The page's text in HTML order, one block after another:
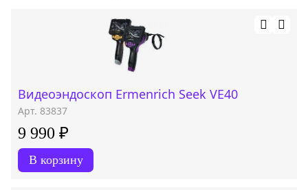
Видеоэндоскоп Ermenrich Seek VE40
Арт. 83837
9 990 ₽
В корзину